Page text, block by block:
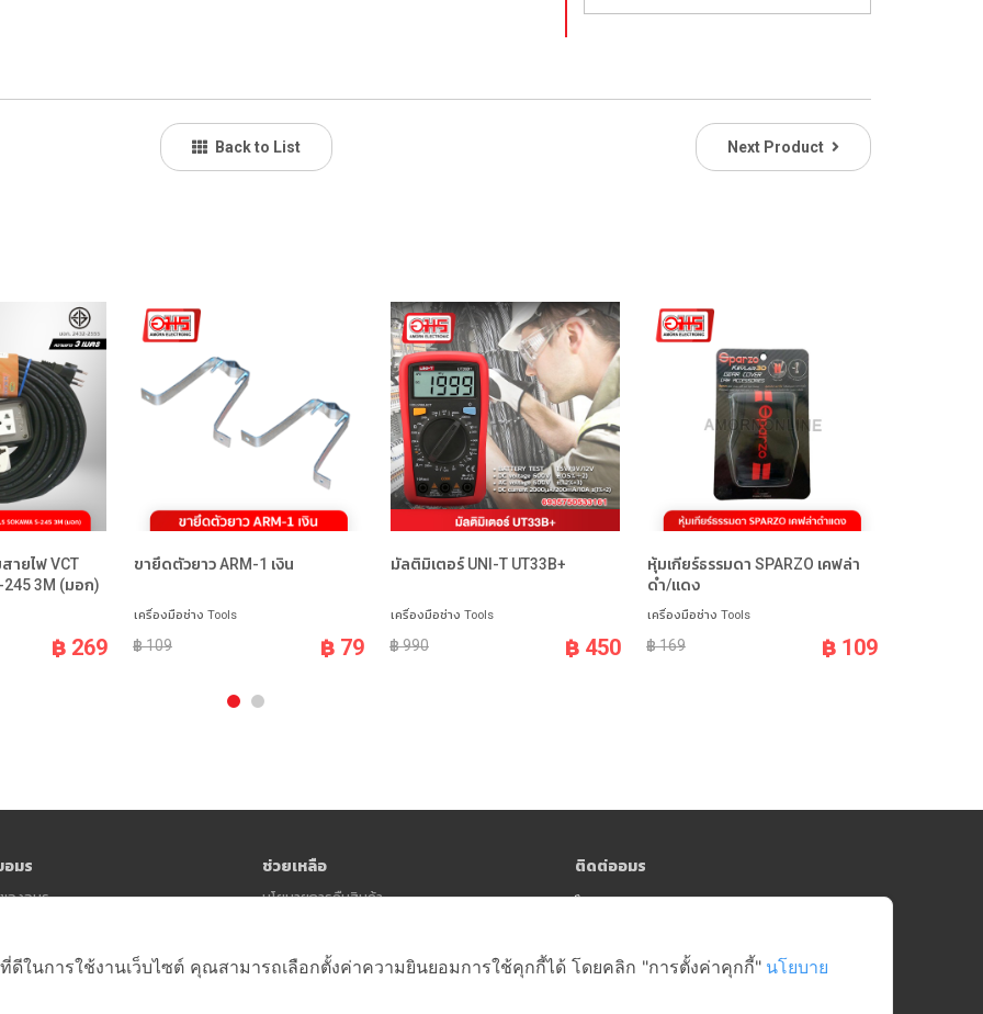
Back to List Next Product
ายไฟ VCT
245 3M (มอก)
฿ 269
ขายึดตัวยาว ARM-1 เงิน
เครื่องมือช่าง Tools
฿ 109 ฿ 79
มัลติมิเตอร์ UNI-T UT33B+
เครื่องมือช่าง Tools
฿ 990 ฿ 450
หุ้มเกียร์ธรรมดา SPARZO เคฟล่า
ดำ/แดง
เครื่องมือช่าง Tools
฿ 169 ฿ 109
อมร
องอมร
ช่วยเหลือ
นโยบายการคืนสินค้า
ติดต่ออมร
064-181-0809
Head Office (คลังสินค้าสาย 5)
บริษัท อมรศูนย์รวมอะไหล่อีเล็คโทรนิคส์ จำกัด
ในการใช้งานเว็บไซต์ คุณสามารถเลือกตั้งค่าความยินยอมการใช้คุกกี้ได้ โดยคลิก "การตั้งค่าคุกกี้" นโยบาย